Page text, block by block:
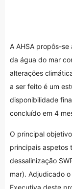
A AHSA propôs-
da água do mar
alterações
a ser feito é um
disponibilidade
concluído em 4
O principal
principais aspetos
dessalinização
mar). Adjudicado
Executiva deste